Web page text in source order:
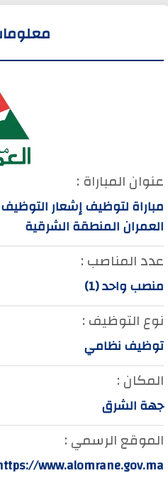
عنوان المباراة :
العمران المنطقة الشرقية
عدد المناصب :
منصب واحد (1)
نوع التوظيف :
توظيف نظامي
المكان :
جهة الشرق
الموقع الرسمي :
www.alomrane.gov.ma